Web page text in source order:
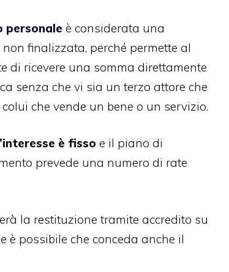
personale è considerata una
finalizzata, perché permette al
di ricevere una somma direttamente
senza che vi sia un terzo attore che
che vende un bene o un servizio.
è fisso e il piano di
prevede una numero di rate
la restituzione tramite accredito su
è possibile che conceda anche il